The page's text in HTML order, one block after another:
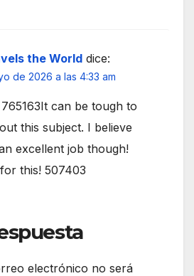
the World dice:
de 2026 a las 4:33 am
can be tough to
this subject. I believe
excellent job though!
this! 507403
electrónico no será